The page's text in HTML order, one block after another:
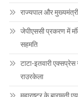
राज्यपाल और
जेपीएससी प्रकरण में
सहमति
टाटा-इतवारी एक्सप्रेस
राउरकेला